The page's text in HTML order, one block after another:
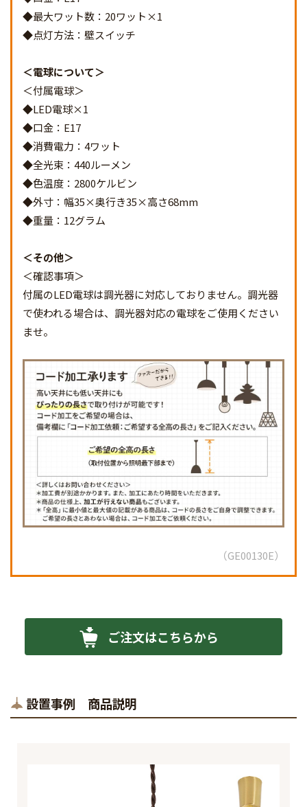
◆最大ワット数：20ワット×1
◆点灯方法：壁スイッチ
電球について
＜付属電球＞
◆LED電球×1
◆口金：E17
◆消費電力：4ワット
◆全光束：440ルーメン
◆色温度：2800ケルビン
◆外寸：幅35×奥行き35×高さ68mm
◆重量：12グラム
その他
＜確認事項＞
付属のLED電球は調光器に対応しておりません。調光器
で使われる場合は、調光器対応の電球をご使用ください
ませ。
GE00130E
ご注文はこちらから
設置事例 商品説明